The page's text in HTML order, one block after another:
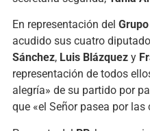
En representación del
acudido sus cuatro
Sánchez, Luis Blázquezy
representación de todos
alegría» de su partido por
que «el Señor pasea por las